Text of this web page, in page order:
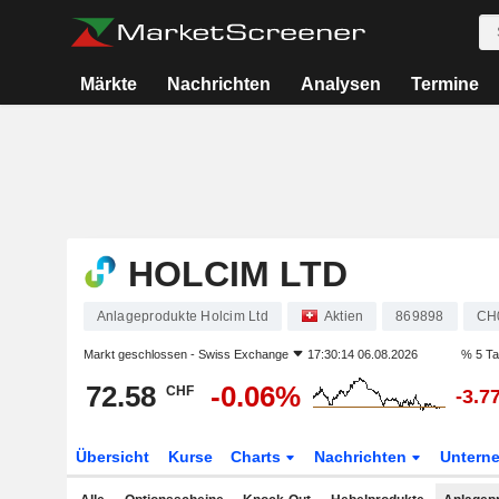
Märkte Nachrichten Analysen Termine
HOLCIM LTD
Anlageprodukte Holcim Ltd Aktien 869898
Markt geschlossen - Swiss Exchange 17:30:14 06.08.2026 % 5
72.58 CHF -0.06% -
Übersicht Kurse Charts Nachrichten